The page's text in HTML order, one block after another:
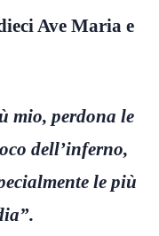
Ave Maria e
mio, perdona le
dell’inferno,
le più